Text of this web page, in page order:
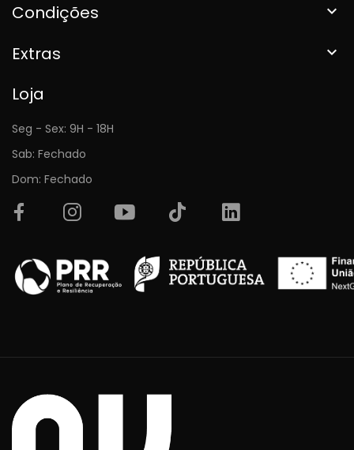
Condições 
Extras 
Loja
Seg - Sex: 9H - 18H
Sab: Fechado
Dom: Fechado